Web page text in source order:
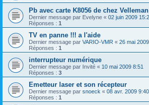
Pb avec carte K8056 de chez Velleman
Dernier message par Evelyne « 02 juin 2009
Réponses : 1
TV en panne !!! a l'aide
Dernier message par VARIO-VMR « 26 mai
Réponses : 1
interrupteur numérique
Dernier message par Invité « 10 mai 2009 8:51
Réponses : 3
Emetteur laser et son récepteur
Dernier message par snoeck « 08 avr. 2009 9:40
Réponses : 1